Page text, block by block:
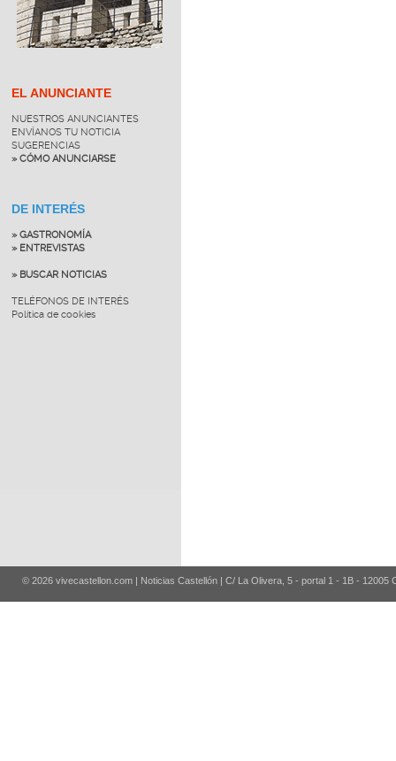
EL ANUNCIANTE
NUESTROS ANUNCIANTES
ENVÍANOS TU NOTICIA
SUGERENCIAS
» CÓMO ANUNCIARSE
DE INTERÉS
» GASTRONOMÍA
» ENTREVISTAS
» BUSCAR NOTICIAS
TELÉFONOS DE INTERÉS
Política de cookies
© 2026 vivecastellon.com | Noticias Castellón | C/ La Olivera, 5 - portal 1 - 1B - 12005